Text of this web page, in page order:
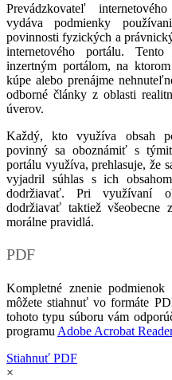
Prevádzkovateľ
vydáva podmienky
povinnosti fyzických a
internetového portálu.
inzertným portálom, na
kúpe alebo prenájme
odborné články z oblasti
úverov.
Každý, kto využíva obsah
povinný sa oboznámiť s
portálu využíva, prehlasuje, že
vyjadril súhlas s ich
dodržiavať. Pri využívaní
dodržiavať taktiež všeobecne
morálne pravidlá.
PDF
Kompletné znenie
môžete stiahnuť vo formáte
tohoto typu súboru vám
programu Adobe Acrobat Reader
Stiahnuť PDF
×